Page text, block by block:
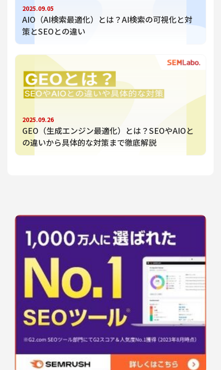
2025.09.05
AIO（AI検索最適化）とは？AI検索の可視化と対
策とSEOとの違い
2025.09.26
GEO（生成エンジン最適化）とは？SEOやAIOと
の違いから具体的な対策まで徹底解説